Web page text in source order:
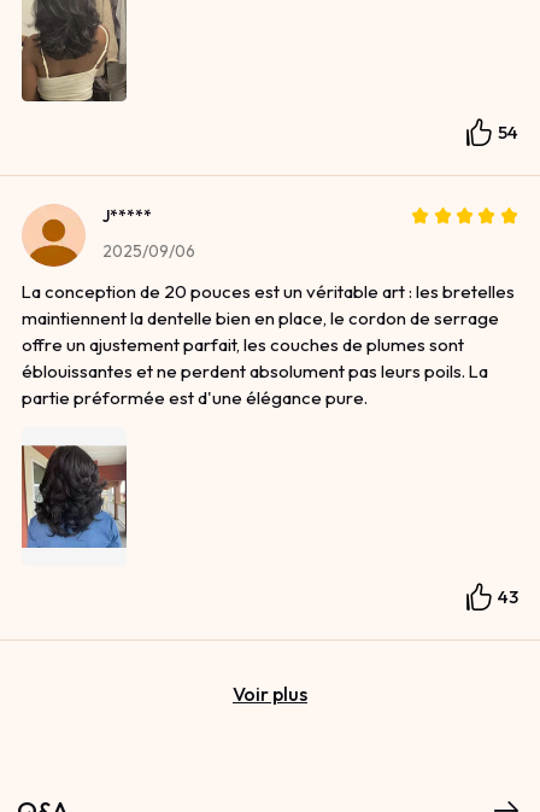
54
J*****
2025/09/06
La conception de 20 pouces est un véritable art : les bretelles
maintiennent la dentelle bien en place, le cordon de serrage
offre un ajustement parfait, les couches de plumes sont
éblouissantes et ne perdent absolument pas leurs poils. La
partie préformée est d'une élégance pure.
43
Voir plus